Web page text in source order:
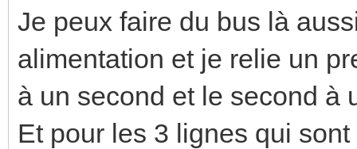
Je peux faire du bus là
alimentation et je relie un
à un second et le second à
Et pour les 3 lignes qui